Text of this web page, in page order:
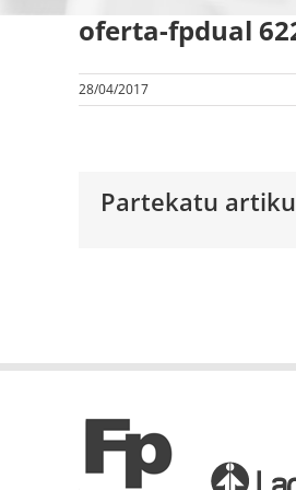
oferta-fpdual
28/04/2017
Partekatu